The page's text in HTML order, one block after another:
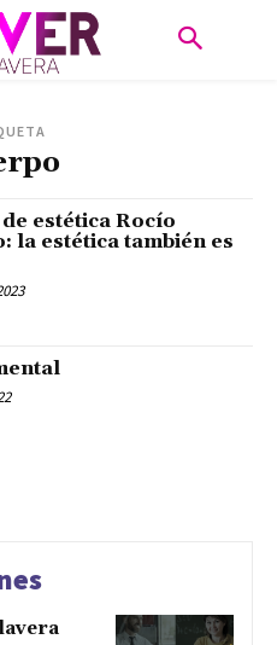
estética Rocío
la estética también es